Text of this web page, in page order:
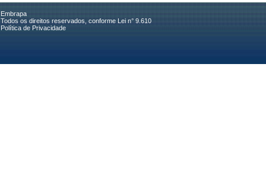
Embrapa
Todos os direitos reservados, conforme Lei n° 9.610
Política de Privacidade